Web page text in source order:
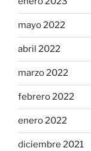
mayo 2022
abril 2022
marzo 2022
febrero 2022
enero 2022
diciembre 2021